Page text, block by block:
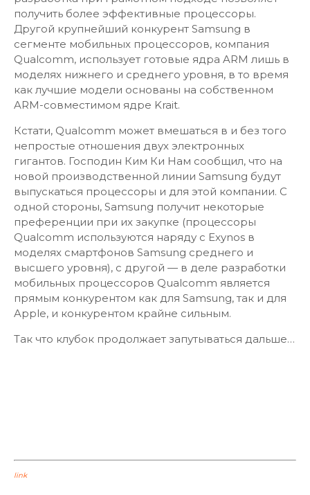
получить более эффективные процессоры.
Другой крупнейший конкурент Samsung в
сегменте мобильных процессоров, компания
Qualcomm, использует готовые ядра ARM лишь в
моделях нижнего и среднего уровня, в то время
как лучшие модели основаны на собственном
ARM-совместимом ядре Krait.
Кстати, Qualcomm может вмешаться в и без того
непростые отношения двух электронных
гигантов. Господин Ким Ки Нам сообщил, что на
новой производственной линии Samsung будут
выпускаться процессоры и для этой компании. С
одной стороны, Samsung получит некоторые
преференции при их закупке (процессоры
Qualcomm используются наряду с Exynos в
моделях смартфонов Samsung среднего и
высшего уровня), с другой — в деле разработки
мобильных процессоров Qualcomm является
прямым конкурентом как для Samsung, так и для
Apple, и конкурентом крайне сильным.
Так что клубок продолжает запутываться дальше…
link